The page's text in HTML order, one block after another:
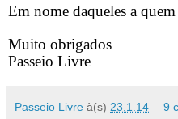
Em nome daqueles a quem
Muito obrigados
Passeio Livre
Passeio Livre à(s) 23.1.14 9